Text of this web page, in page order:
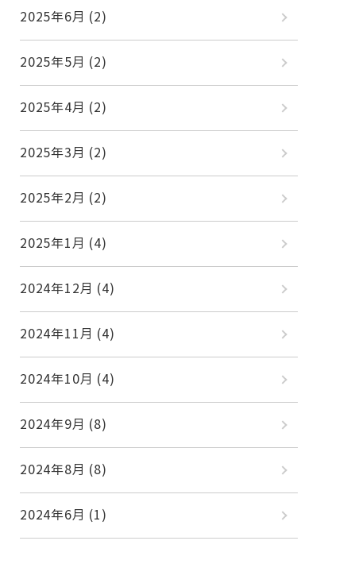
2025年6月 (2)
2025年5月 (2)
2025年4月 (2)
2025年3月 (2)
2025年2月 (2)
2025年1月 (4)
2024年12月 (4)
2024年11月 (4)
2024年10月 (4)
2024年9月 (8)
2024年8月 (8)
2024年6月 (1)